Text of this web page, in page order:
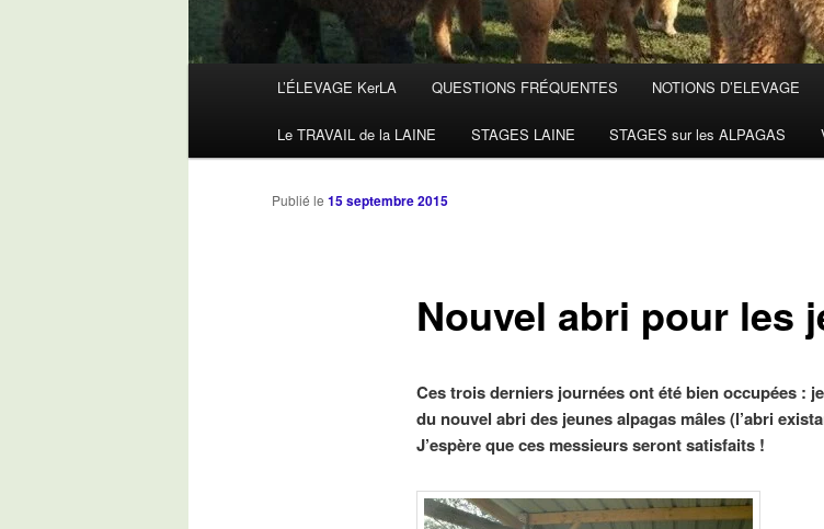
L’ÉLEVAGE KerLA QUESTIONS FRÉQUENTES NOTIONS D’ELEVAGE
Le TRAVAIL de la LAINE STAGES LAINE STAGES sur les ALPAGAS
Nouvel abri pour les
Publié le 15 septembre 2015
Ces trois derniers journées ont été bien occupées :
du nouvel abri des jeunes alpagas mâles (l’abri
J’espère que ces messieurs seront satisfaits !